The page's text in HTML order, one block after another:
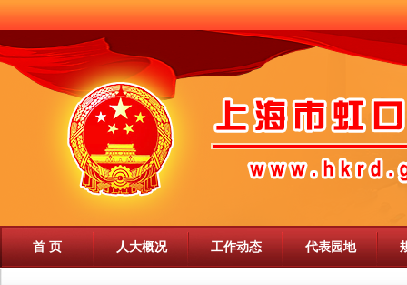
首 页 人大概况 工作动态 代表园地